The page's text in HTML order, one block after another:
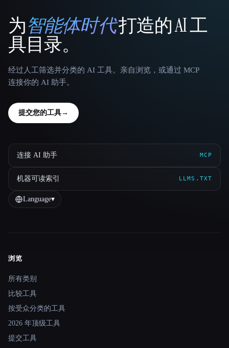
That AI Collection
为智能体时代打造的 AI 工
具目录。
经过人工筛选并分类的 AI 工具。亲自浏览，或通过 MCP
连接你的 AI 助手。
提交您的工具→
连接 AI 助手 MCP
机器可读索引 LLMS.TXT
Language▾
Site navigation
浏览
所有类别
比较工具
按受众分类的工具
2026 年顶级工具
提交工具